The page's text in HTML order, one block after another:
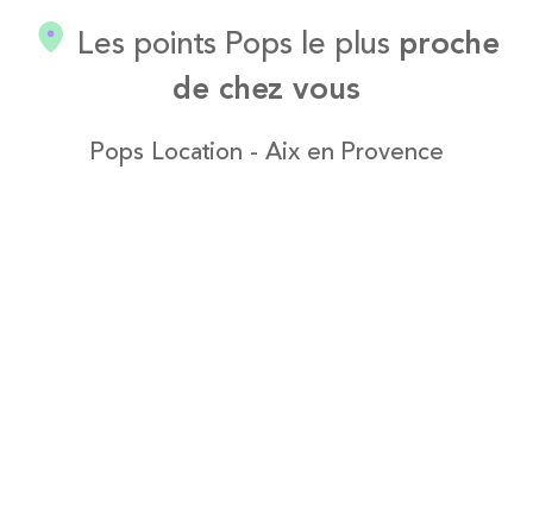
Les points Pops le plus proche
de chez vous
Pops Location - Aix en Provence